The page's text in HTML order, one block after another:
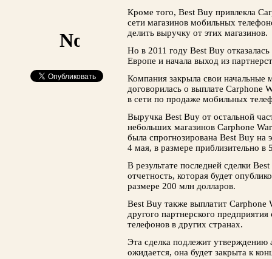
Кроме того, Best Buy привлекла
сети магазинов мобильных
делить выручку от этих магазинов.
Но в 2011 году Best Buy
Европе и начала выход из
Компания закрыла свои начальные
договорилась о выплате Carphone
в сети по продаже мобильных
Выручка Best Buy от остальной
небольших магазинов Carphone
была спрогнозирована Best Buy на
4 мая, в размере приблизительно в
В результате последней сделки
отчетность, которая будет
размере 200 млн долларов.
Best Buy также выплатит Carphone
другого партнерского
телефонов в других странах.
Эта сделка подлежит утверждению
ожидается, она будет закрыта к